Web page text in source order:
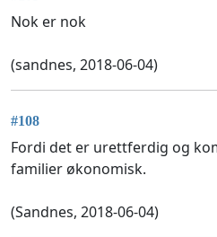
Nok er nok
(sandnes, 2018-06-04)
#108
Fordi det er urettferdig og
familier økonomisk.
(Sandnes, 2018-06-04)